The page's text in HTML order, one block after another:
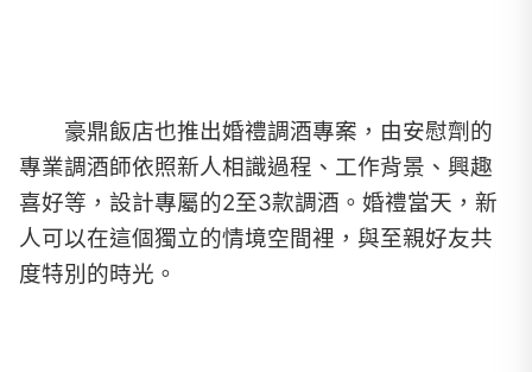
豪鼎飯店也推出婚禮調酒專案， 由安慰劑的
專業調酒師依照新人相識過程、工作背景、興趣
喜好等，設計專屬的2至3款調酒。婚禮當天，新
人可以在這個獨立的情境空間裡，與至親好友共
度特別的時光。